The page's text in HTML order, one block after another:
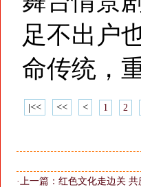
足不出户
命传统，
|<< << < 1 2
·上一篇： 红色文化走边关